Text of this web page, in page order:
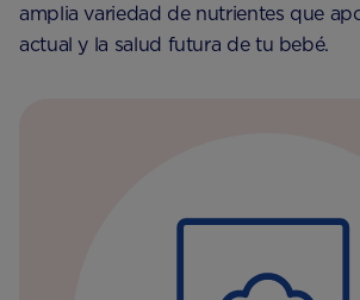
amplia variedad de nutrientes que
actual y la salud futura de tu bebé.